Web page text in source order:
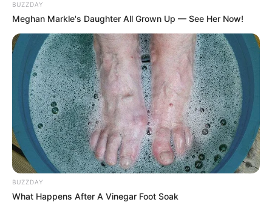
BUZZDAY
Meghan Markle's Daughter All Grown Up — See Her Now!
BUZZDAY
What Happens After A Vinegar Foot Soak